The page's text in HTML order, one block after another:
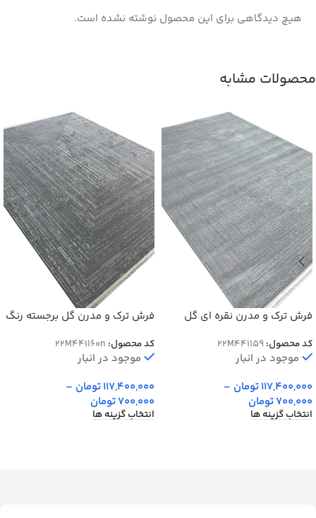
هیچ دیدگاهی برای این محصول نوشته نشده است.
محصولات مشابه
فرش ترک و مدرن نقره ای گل
کد محصول: 22M441159
موجود در انبار
117,400,000تومان –
700,000تومان
انتخاب گزینه ها
فرش ترک و مدرن گل برجسته رنگ
کد محصول: 22M441160n
موجود در انبار
117,400,000تومان –
700,000تومان
انتخاب گزینه ها